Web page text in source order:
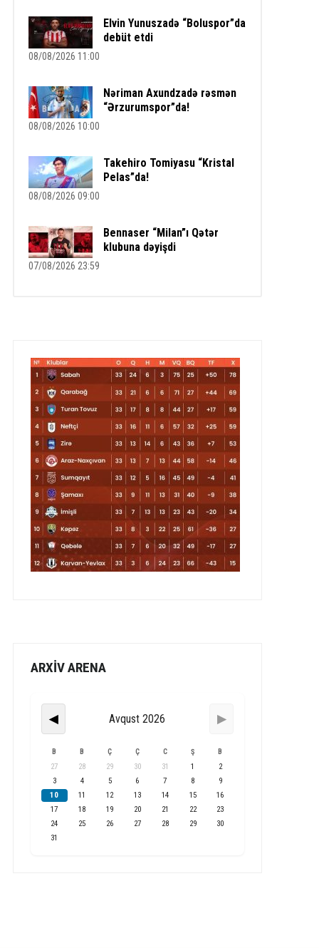
Elvin Yunuszadə “Boluspor”da
debüt etdi
08/08/2026 11:00
Nəriman Axundzadə rəsmən
“Ərzurumspor”da!
08/08/2026 10:00
Takehiro Tomiyasu “Kristal
Pelas”da!
08/08/2026 09:00
Bennaser “Milan”ı Qətər
klubuna dəyişdi
07/08/2026 23:59
ARXİV ARENA
◀ Avqust 2026 ▶
B B Ç Ç C Ş B
27 28 29 30 31 1
2
3
4 5 6 7 8
9
10
11 12 13 14 15
16
17
18 19 20 21 22
23
24
25 26 27 28 29
30
31